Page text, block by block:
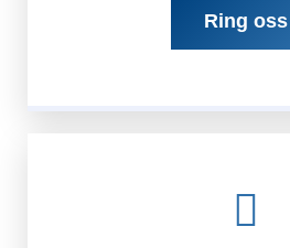
Ring oss